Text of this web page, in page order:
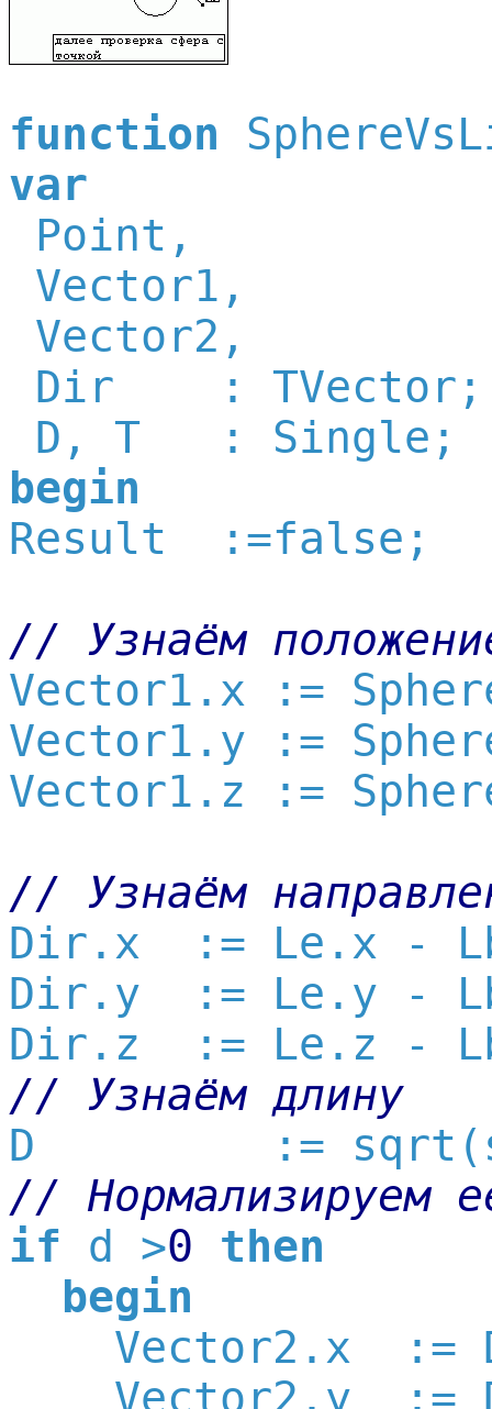
function
var
Point,
Vector1,
Vector2,
Dir    : TVector;
begin
Result  :=false;
// Узнаём
Vector1.x :=
Vector1.y :=
Vector1.z :=
// Узнаём
Dir.x  := Le.x -
Dir.y  := Le.y -
// Узнаём длину
// Нормализируем
if d >0
then
begin
Vector2.x  :=
Vector2.y  :=